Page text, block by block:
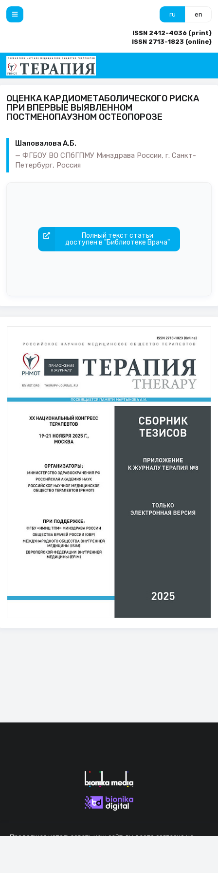
ru en
ISSN 2412-4036 (print)
ISSN 2713-1823 (online)
ОЦЕНКА КАРДИОМЕТАБОЛИЧЕСКОГО РИСКА
ПРИ ВПЕРВЫЕ ВЫЯВЛЕННОМ
ПОСТМЕНОПАУЗНОМ ОСТЕОПОРОЗЕ
Шаповалова А.Б.
ФГБОУ ВО СПбГПМУ Минздрава России, г. Санкт-
Петербург, Россия
Полный текст статьи
доступен в "Библиотеке Врача"
Продолжая использовать наш сайт, вы даете согласие на